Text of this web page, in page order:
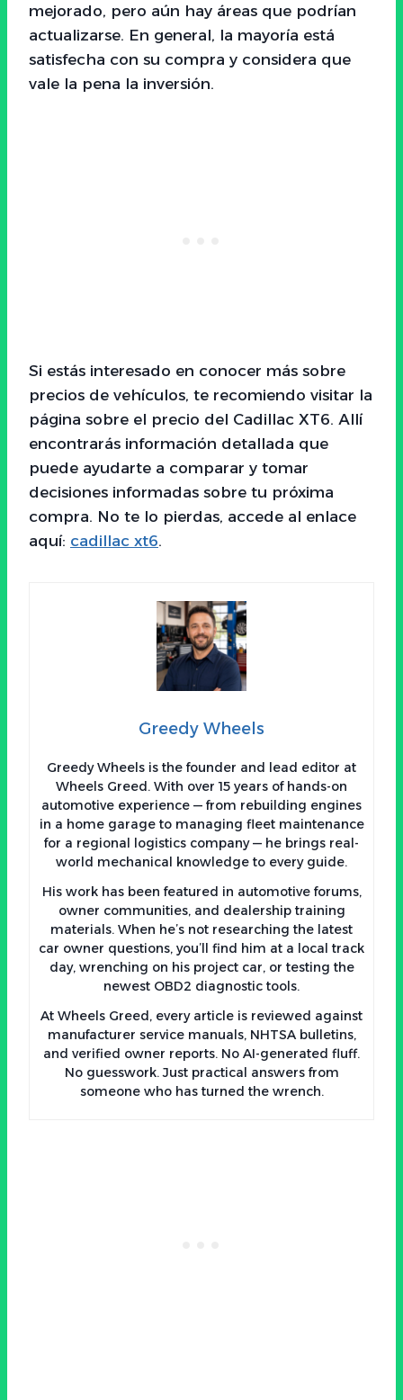
mejorado, pero aún hay áreas que podrían
actualizarse. En general, la mayoría está
satisfecha con su compra y considera que
vale la pena la inversión.
Si estás interesado en conocer más sobre
precios de vehículos, te recomiendo visitar la
página sobre el precio del Cadillac XT6. Allí
encontrarás información detallada que
puede ayudarte a comparar y tomar
decisiones informadas sobre tu próxima
compra. No te lo pierdas, accede al enlace
aquí: cadillac xt6.
Greedy Wheels
Greedy Wheels is the founder and lead editor at
Wheels Greed. With over 15 years of hands-on
automotive experience — from rebuilding engines
in a home garage to managing fleet maintenance
for a regional logistics company — he brings real-
world mechanical knowledge to every guide.
His work has been featured in automotive forums,
owner communities, and dealership training
materials. When he’s not researching the latest
car owner questions, you’ll find him at a local track
day, wrenching on his project car, or testing the
newest OBD2 diagnostic tools.
At Wheels Greed, every article is reviewed against
manufacturer service manuals, NHTSA bulletins,
and verified owner reports. No AI-generated fluff.
No guesswork. Just practical answers from
someone who has turned the wrench.